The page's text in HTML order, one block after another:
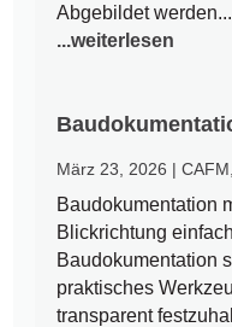
Abgebildet werden...
...weiterlesen
März 23, 2026 |CAFM
Baudokumentation
Blickrichtung
Baudokumentation
praktisches
transparent